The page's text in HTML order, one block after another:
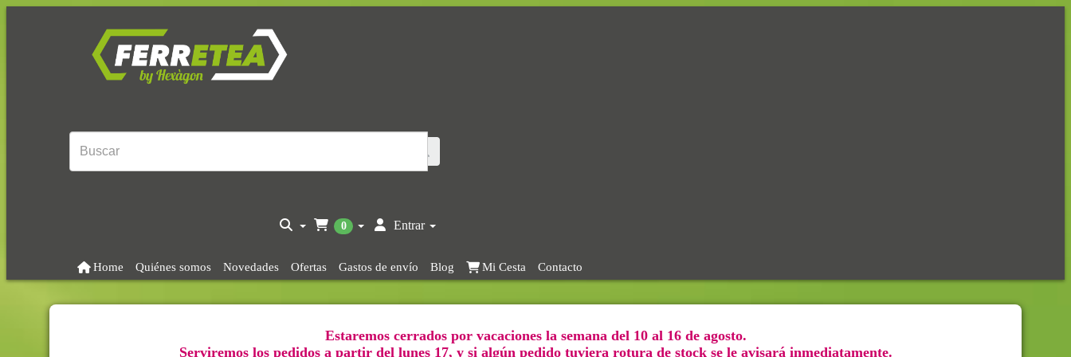
0 Entrar
Home Quiénes somos Novedades Ofertas Gastos de envío Blog Mi Cesta Contacto
Estaremos cerrados por vacaciones la semana del 10 al 16 de agosto.
Serviremos los pedidos a partir del lunes 17, y si algún pedido tuviera rotura de stock se le avisará inmediatamente.